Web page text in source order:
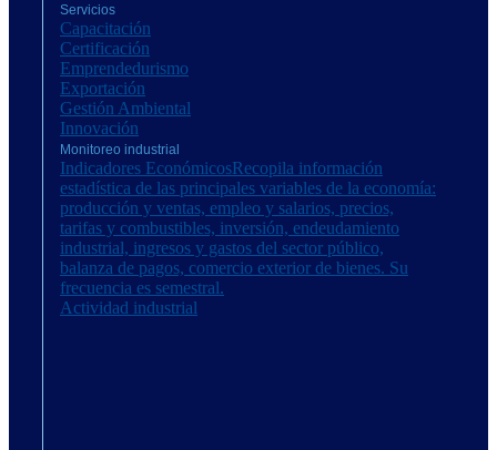
Servicios
Capacitación
Certificación
Emprendedurismo
Exportación
Gestión Ambiental
Innovación
Monitoreo industrial
Indicadores EconómicosRecopila información
estadística de las principales variables de la economía:
producción y ventas, empleo y salarios, precios,
tarifas y combustibles, inversión, endeudamiento
industrial, ingresos y gastos del sector público,
balanza de pagos, comercio exterior de bienes. Su
frecuencia es semestral.
Actividad industrial